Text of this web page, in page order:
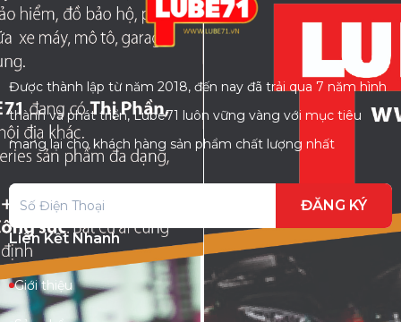
Được thành lập từ năm 2018, đến nay đã trải qua 7 năm hình
thành và phát triển, Lube71 luôn vững vàng với mục tiêu
mang lại cho khách hàng sản phẩm chất lượng nhất
ĐĂNG KÝ
Liên Kết Nhanh
Giới thiệu